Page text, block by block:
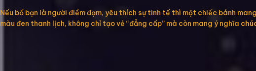
Nếu bố bạn là người điềm đạm, yêu thích sự tinh tế thì một chiếc bánh
màu đen thanh lịch, không chỉ tạo vẻ “đẳng cấp” mà còn mang ý nghĩa